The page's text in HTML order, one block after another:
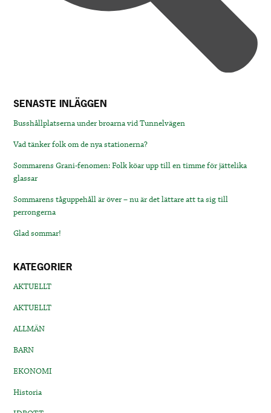
SENASTE INLÄGGEN
Busshållplatserna under broarna vid Tunnelvägen
Vad tänker folk om de nya stationerna?
Sommarens Grani-fenomen: Folk köar upp till en timme för jättelika
glassar
Sommarens tåguppehåll är över – nu är det lättare att ta sig till
perrongerna
Glad sommar!
KATEGORIER
AKTUELLT
AKTUELLT
ALLMÄN
BARN
EKONOMI
Historia